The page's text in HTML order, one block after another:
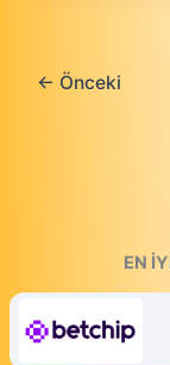
EN
← Önceki